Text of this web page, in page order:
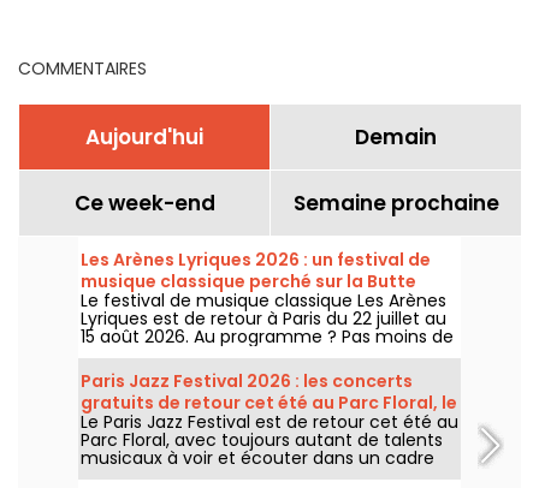
COMMENTAIRES
Aujourd'hui Demain
Ce week-end Semaine prochaine
Les Arènes Lyriques 2026 : un festival de
musique classique perché sur la Butte
Montmartre
Le festival de musique classique Les Arènes
Lyriques est de retour à Paris du 22 juillet au
15 août 2026. Au programme ? Pas moins de
16 concerts donnés au sein des Arènes de
Montmartre, un cadre idyllique pour écouter
les grands classiques.
Paris Jazz Festival 2026 : les concerts
gratuits de retour cet été au Parc Floral, le
programme
Le Paris Jazz Festival est de retour cet été au
Parc Floral, avec toujours autant de talents
musicaux à voir et écouter dans un cadre
bucolique. Voici le programme des concerts